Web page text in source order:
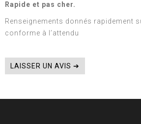
Rapide et pas cher.
Renseignements donnés rapidement
conforme à l’attendu
LAISSER UN AVIS ➔